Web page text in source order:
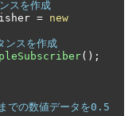
を作成
= new
スを作成
();
の数値データを0.5